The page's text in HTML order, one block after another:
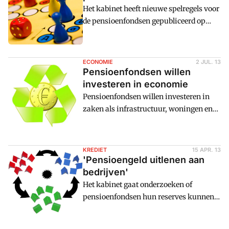
Het kabinet heeft nieuwe spelregels voor
de pensioenfondsen gepubliceerd op
internet voor consultatie. Naast het
'reu00eble' contract gepresenteerd. De
sociale partners krijgen de mogelijkheid
te kiezen voor een pensioencontract dat
leidt tot een stabielere geu00efndexeerde
pensioenuitkering.
ECONOMIE 2 JUL. 13
Pensioenfondsen willen
investeren in economie
Pensioenfondsen willen investeren in
zaken als infrastructuur, woningen en
wel dat de overheid een deel van de
risico's voor haar rekening neemt.
KREDIET 15 APR. 13
'Pensioengeld uitlenen aan
bedrijven'
Het kabinet gaat onderzoeken of
pensioenfondsen hun reserves kunnen